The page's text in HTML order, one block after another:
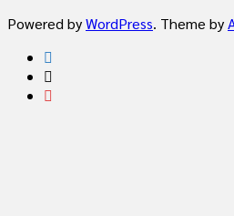
Powered byWordPress. Theme by